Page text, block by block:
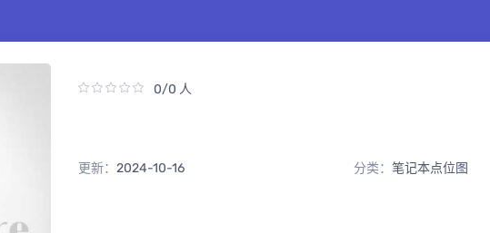
0/0 人
更新： 2024-10-16 分类： 笔记本点位图